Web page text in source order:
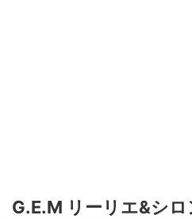
G.E.M リーリエ&シロ